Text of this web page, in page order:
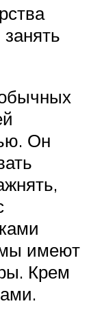
Он
имеют
Крем